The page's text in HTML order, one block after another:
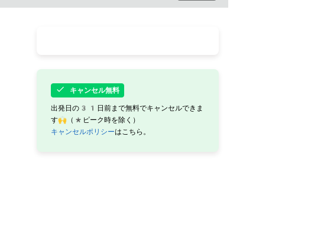
キャンセル無料
出発日の31日前まで無料でキャンセルできま
す🙌（*ピーク時を除く）
キャンセルポリシーはこちら。